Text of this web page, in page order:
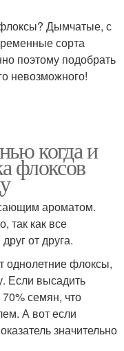
Дымчатые, с
сорта
поэтому подобрать
невозможного!
когда и
флоксов
ароматом.
так как все
от друга.
флоксы,
Если высадить
семян, что
А вот если
значительно